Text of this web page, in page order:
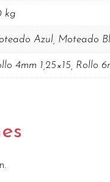
kg
Azul, Moteado
4mm 1,25×15, Rollo